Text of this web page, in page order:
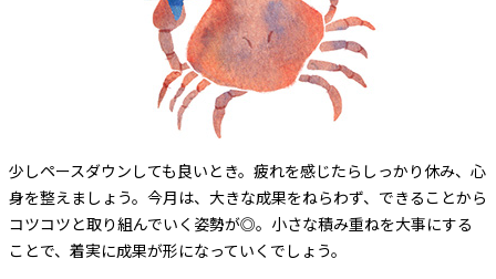
少しペースダウンしても良いとき。疲れを感じたらしっかり休み、心
身を整えましょう。今月は、大きな成果をねらわず、できることから
コツコツと取り組んでいく姿勢が◎。小さな積み重ねを大事にする
ことで、着実に成果が形になっていくでしょう。